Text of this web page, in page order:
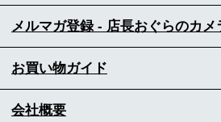
メルマガ登録 - 店長おぐらのカメ
お買い物ガイド
会社概要